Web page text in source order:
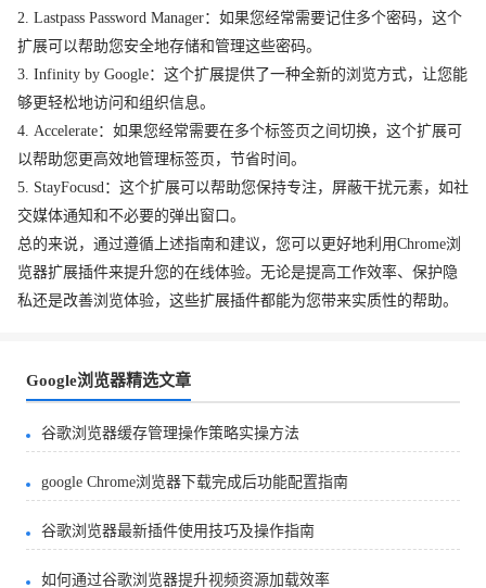
2. Lastpass Password Manager：如果您经常需要记住多个密码，这个
扩展可以帮助您安全地存储和管理这些密码。
3. Infinity by Google：这个扩展提供了一种全新的浏览方式，让您能
够更轻松地访问和组织信息。
4. Accelerate：如果您经常需要在多个标签页之间切换，这个扩展可
以帮助您更高效地管理标签页，节省时间。
5. StayFocusd：这个扩展可以帮助您保持专注，屏蔽干扰元素，如社
交媒体通知和不必要的弹出窗口。
总的来说，通过遵循上述指南和建议，您可以更好地利用Chrome浏
览器扩展插件来提升您的在线体验。无论是提高工作效率、保护隐
私还是改善浏览体验，这些扩展插件都能为您带来实质性的帮助。
Google浏览器精选文章
谷歌浏览器缓存管理操作策略实操方法
google Chrome浏览器下载完成后功能配置指南
谷歌浏览器最新插件使用技巧及操作指南
如何通过谷歌浏览器提升视频资源加载效率